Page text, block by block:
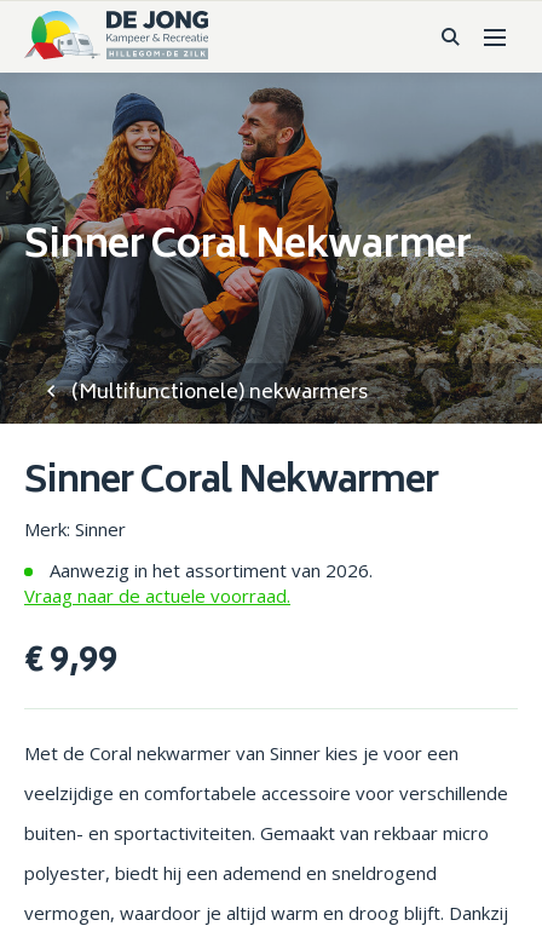
Sinner Coral Nekwarmer
(Multifunctionele) nekwarmers
Sinner Coral Nekwarmer
Merk: Sinner
Aanwezig in het assortiment van 2026.
Vraag naar de actuele voorraad.
€ 9,99
Met de Coral nekwarmer van Sinner kies je voor een
veelzijdige en comfortabele accessoire voor verschillende
buiten- en sportactiviteiten. Gemaakt van rekbaar micro
polyester, biedt hij een ademend en sneldrogend
vermogen, waardoor je altijd warm en droog blijft. Dankzij